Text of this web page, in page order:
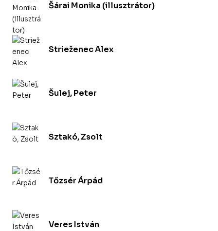
Šárai Monika (illusztrátor)
Strieženec Alex
Šulej, Peter
Sztakó, Zsolt
Tőzsér Árpád
Veres István